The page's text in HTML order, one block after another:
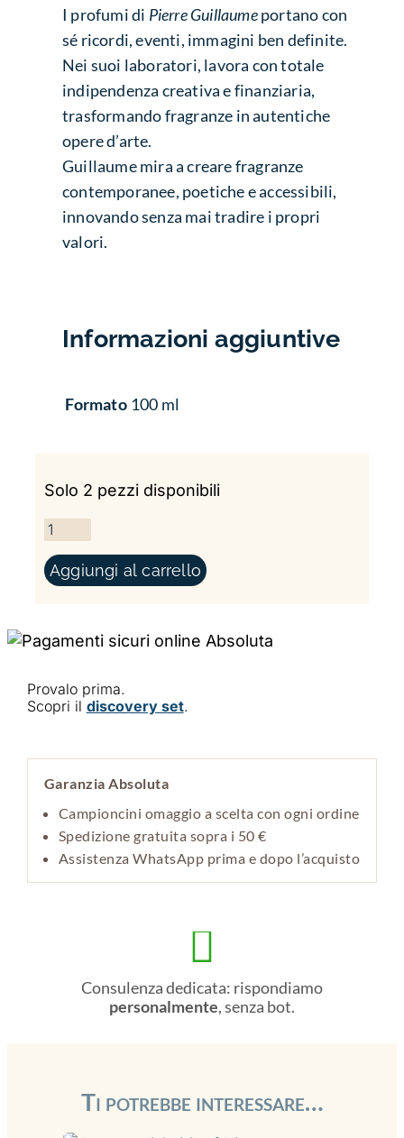
I profumi di Pierre Guillaumeportano con
sé ricordi, eventi, immagini ben definite.
Nei suoi laboratori, lavora con totale
indipendenza creativa e finanziaria,
trasformando fragranze in autentiche
opere d’arte.
Guillaume mira a creare fragranze
contemporanee, poetiche e accessibili,
innovando senza mai tradire i propri
valori.
Informazioni aggiuntive
Formato 100 ml
Solo 2 pezzi disponibili
METAROSME QUANTITÀ
Aggiungi al carrello
Provalo prima.
Scopri il discovery set.
Garanzia Absoluta
Campioncini omaggio a scelta con ogni ordine
Spedizione gratuita sopra i 50 €
Assistenza WhatsApp prima e dopo l’acquisto

Consulenza dedicata: rispondiamo
personalmente, senza bot.
Ti potrebbe interessare…